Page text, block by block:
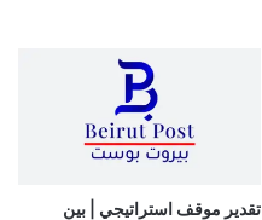
تقدير موقف استراتيجي | بين